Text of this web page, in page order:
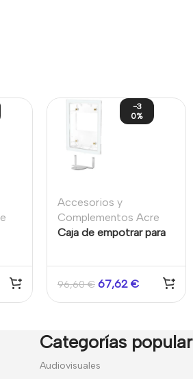
-3
0%
Accesorios y
Complementos Acre
Caja de empotrar para
96,60€ 67,62 €
Categorías
Audiovisuales